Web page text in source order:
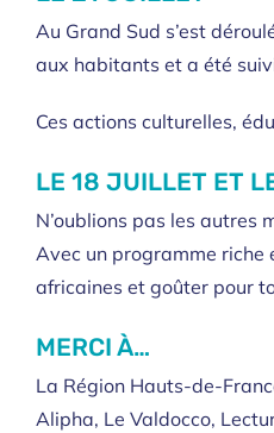
Au Grand Sud s’est
aux habitants et a été
Ces actions culturelles,
LE 18 JUILLET ET
N’oublions pas les autres
Avec un programme riche
africaines et goûter pour
MERCI À…
La Région Hauts-de-
Alipha, Le Valdocco,